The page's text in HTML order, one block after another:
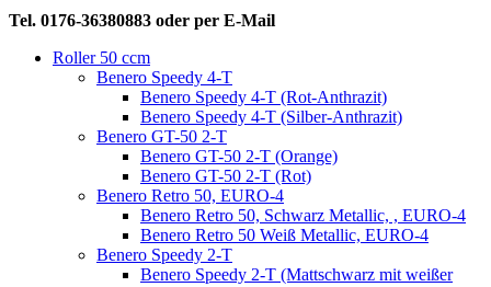
Tel. 0176-36380883 oder per E-Mail
Roller 50 ccm
Benero Speedy 4-T
Benero Speedy 4-T (Rot-Anthrazit)
Benero Speedy 4-T (Silber-Anthrazit)
Benero GT-50 2-T
Benero GT-50 2-T (Orange)
Benero GT-50 2-T (Rot)
Benero Retro 50, EURO-4
Benero Retro 50, Schwarz Metallic, , EURO-4
Benero Retro 50 Weiß Metallic, EURO-4
Benero Speedy 2-T
Benero Speedy 2-T (Mattschwarz mit weißer